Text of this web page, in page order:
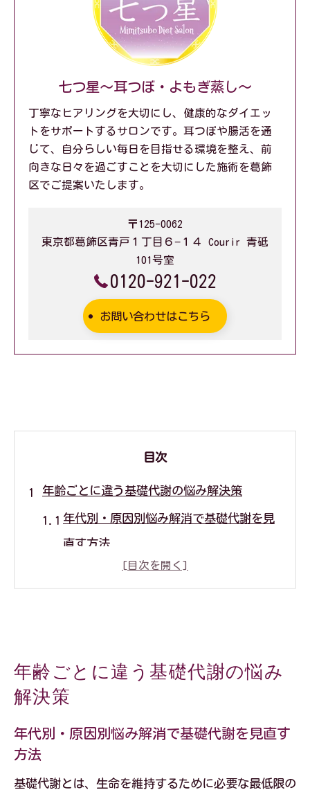
七つ星～耳つぼ・よもぎ蒸し～
丁寧なヒアリングを大切にし、健康的なダイエッ
トをサポートするサロンです。耳つぼや腸活を通
じて、自分らしい毎日を目指せる環境を整え、前
向きな日々を過ごすことを大切にした施術を葛飾
区でご提案いたします。
〒125-0062
東京都葛飾区青戸１丁目６−１４ Courir 青砥
101号室
0120-921-022
お問い合わせはこちら
目次
年齢ごとに違う基礎代謝の悩み解決策
年代別・原因別悩み解消で基礎代謝を見
直す方法
年齢ごとの基礎代謝低下に有効な習慣を
年代別・原因別悩み解消のための生活改
善ポイント
年齢に合わせた基礎代謝維持のコツと注
筋肉量アップが叶える体質改善の秘訣
年齢ごとに違う基礎代謝の悩み
解決策
年代別・原因別悩み解消で基礎代謝を見直す
方法
基礎代謝とは、生命を維持するために必要な最低限の